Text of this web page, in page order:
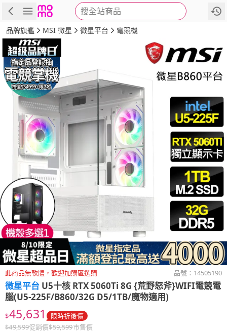
搜全站商品
商品 評價 詳情
品牌旗艦 MSI 微星 微星平台 電競機
此商品無軟體，歡迎加購區選購 品號： 14505190
微星平台 U5十核 RTX 5060Ti 8G {荒野怒斧}WIFI電競電
腦(U5-225F/B860/32G D5/1TB/魔物適用)
$45,631 限時折後價
$49,599促銷價$59,599市售價